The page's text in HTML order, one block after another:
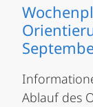
Ablauf des